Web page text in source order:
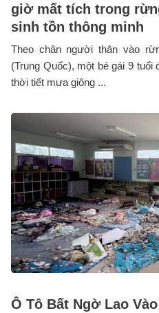
giờ mất tích trong
sinh tồn thông minh
Theo chân người thân vào
(Trung Quốc), một bé gái 9
thời tiết mưa giông ...
Ô Tô Bất Ngờ Lao